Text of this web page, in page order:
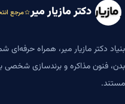
دکتر مازیار میر مرجع
بنیاد دکتر مازیار میر، همراه
مستند.